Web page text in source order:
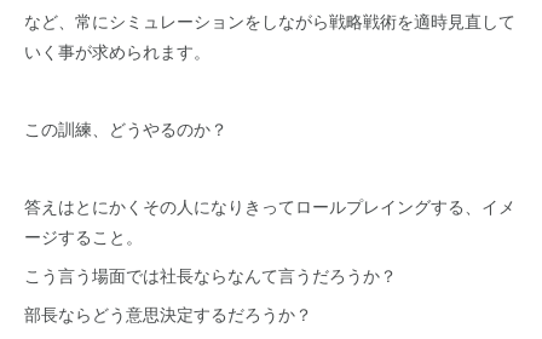
など、常にシミュレーションをしながら戦略戦術を適時見直して
いく事が求められます。
この訓練、どうやるのか？
答えはとにかくその人になりきってロールプレイングする、イメ
ージすること。
こう言う場面では社長ならなんて言うだろうか？
部長ならどう意思決定するだろうか？